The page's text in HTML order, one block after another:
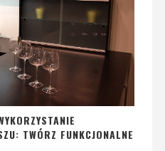
TWÓRZ FUNKCJONALNE